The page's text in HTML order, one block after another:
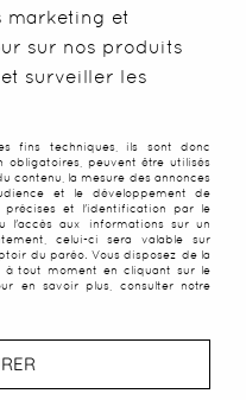
main >Paréo Tifaifai
marketing et
sur nos produits
surveiller les
fins techniques, ils sont donc
obligatoires, peuvent être utilisés
contenu, la mesure des annonces
et le développement de
précises et l'identification par le
l'accès aux informations sur un
celui-ci sera valable sur
du paréo. Vous disposez de la
à tout moment en cliquant sur le
en savoir plus, consulter notre